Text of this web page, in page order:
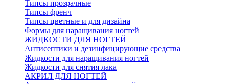
Типсы прозрачные
Типсы френч
Типсы цветные и для дизайна
Формы для наращивания ногтей
ЖИДКОСТИ ДЛЯ НОГТЕЙ
Антисептики и дезинфицирующие средства
Жидкости для наращивания ногтей
Жидкости для снятия лака
АКРИЛ ДЛЯ НОГТЕЙ